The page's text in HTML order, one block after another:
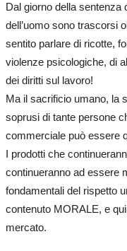
Dal giorno della sentenza
dell’uomo sono trascorsi
sentito parlare di ricotte,
violenze psicologiche, di
dei diritti sul lavoro!
Ma il sacrificio umano, la
soprusi di tante persone
commerciale può essere
I prodotti che
continueranno ad essere
fondamentali del rispetto
contenuto MORALE, e
mercato.